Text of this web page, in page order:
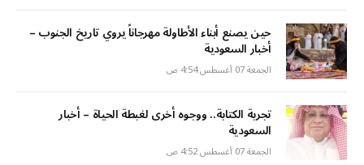
حين يصنع أبناء الأطاولة مهرجاناً يروي تاريخ الجنوب –
أخبار السعودية
الجمعة 07 أغسطس 4:54 ص
تجربة الكتابة.. ووجوه أخرى لغبطة الحياة – أخبار
السعودية
الجمعة 07 أغسطس 4:52 ص